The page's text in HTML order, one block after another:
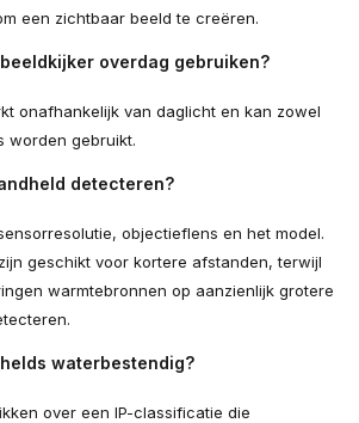
een zichtbaar beeld te creëren.
overdag gebruiken?
onafhankelijk van daglicht en kan zowel
worden gebruikt.
detecteren?
objectieflens en het model.
geschikt voor kortere afstanden, terwijl
warmtebronnen op aanzienlijk grotere
waterbestendig?
over een IP-classificatie die